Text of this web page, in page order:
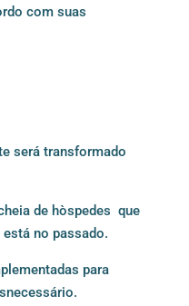
com suas
será transformado
de hòspedes que
no passado.
para